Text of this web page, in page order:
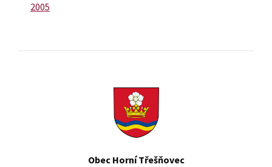
2005
Obec Horní Třešňovec